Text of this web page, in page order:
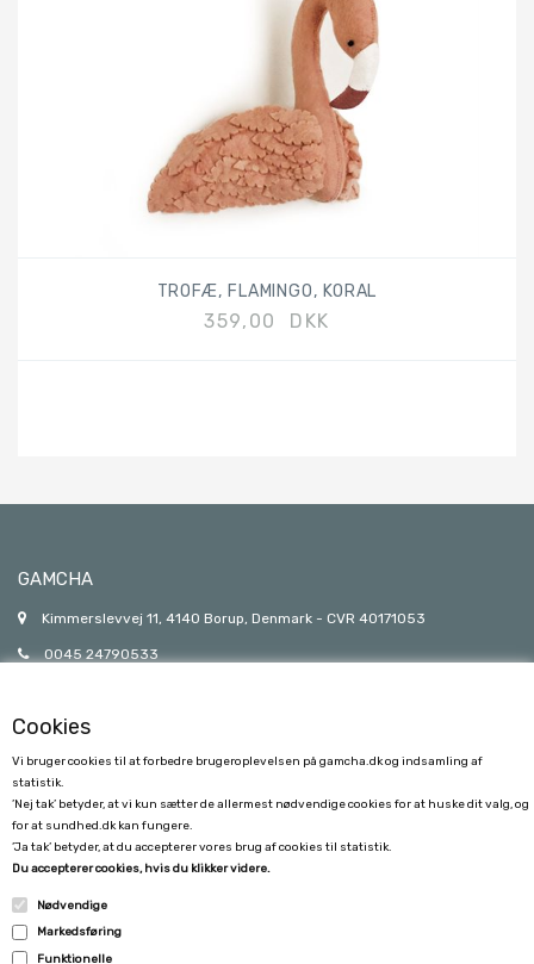
Cookies
Vi bruger cookies til at forbedre brugeroplevelsen på gamcha.dk og indsamling af
statistik.
’Nej tak’ betyder, at vi kun sætter de allermest nødvendige cookies for at huske dit valg, og
for at sundhed.dk kan fungere.
’Ja tak’ betyder, at du accepterer vores brug af cookies til statistik.
Du accepterer cookies, hvis du klikker videre.
Nødvendige
Markedsføring
Funktionelle
TROFÆ, FLAMINGO, KORAL
359,00 DKK
GAMCHA
Kimmerslevvej 11, 4140 Borup, Denmark - CVR 40171053
0045 24790533
KUNDESERVICE
FORSENDELSE
FORTRYDELSE